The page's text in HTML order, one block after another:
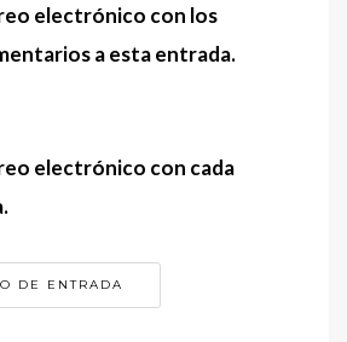
electrónico con los
a esta entrada.
electrónico con cada